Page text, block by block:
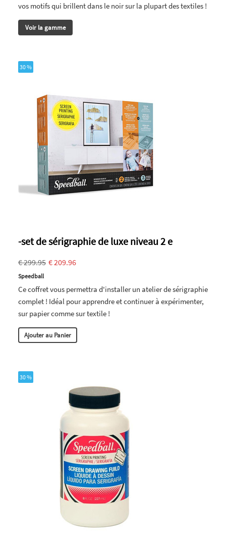
vos motifs qui brillent dans le noir sur la plupart des textiles !
Voir la gamme
30 %
-set de sérigraphie de luxe niveau 2 e
€ 299.95 € 209.96
Speedball
Ce coffret vous permettra d'installer un atelier de sérigraphie
complet ! Idéal pour apprendre et continuer à expérimenter,
sur papier comme sur textile !
Ajouter au Panier
30 %